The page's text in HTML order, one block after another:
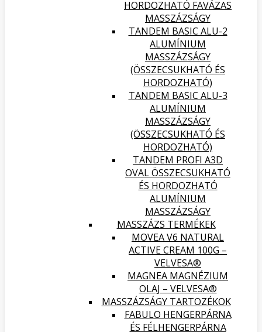
HORDOZHATÓ FAVÁZAS
MASSZÁZSÁGY
TANDEM BASIC ALU-2
ALUMÍNIUM
MASSZÁZSÁGY
(ÖSSZECSUKHATÓ ÉS
HORDOZHATÓ)
TANDEM BASIC ALU-3
ALUMÍNIUM
MASSZÁZSÁGY
(ÖSSZECSUKHATÓ ÉS
HORDOZHATÓ)
TANDEM PROFI A3D
OVAL ÖSSZECSUKHATÓ
ÉS HORDOZHATÓ
ALUMÍNIUM
MASSZÁZSÁGY
MASSZÁZS TERMÉKEK
MOVEA V6 NATURAL
ACTIVE CREAM 100G –
VELVESA®
MAGNEA MAGNÉZIUM
OLAJ – VELVESA®
MASSZÁZSÁGY TARTOZÉKOK
FABULO HENGERPÁRNA
ÉS FÉLHENGERPÁRNA